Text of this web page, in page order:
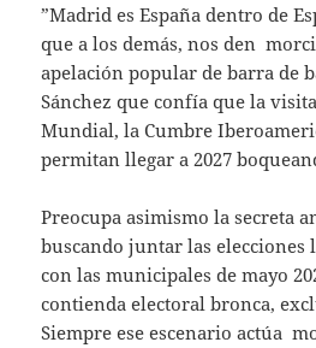
”Madrid es España dentro de
que a los demás, nos den
apelación popular de barra de
Sánchez que confía que la
Mundial, la Cumbre
permitan llegar a 2027
Preocupa asimismo la secreta
buscando juntar las elecciones
con las municipales de mayo
contienda electoral bronca,
Siempre ese escenario actúa